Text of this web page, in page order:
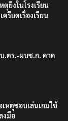
ตุยิงในโรงเรียน
รียดเรื่องเรียน
.ตร.-ผบช.ก. คาด
หตุชอบเล่นเกมใช้
งมือ